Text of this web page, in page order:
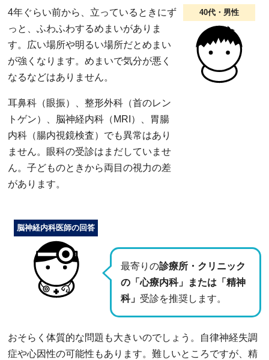
40代・男性
4年ぐらい前から、立っているときにず
っと、ふわふわするめまいがありま
す。広い場所や明るい場所だとめまい
が強くなります。めまいで気分が悪く
なるなどはありません。
耳鼻科（眼振）、整形外科（首のレン
トゲン）、脳神経内科（MRI）、胃腸
内科（腸内視鏡検査）でも異常はあり
ません。眼科の受診はまだしていませ
ん。子どものときから両目の視力の差
があります。
最寄りの診療所・クリニック
の「心療内科」または「精神
科」 受診を推奨します。
脳神経内科医師の回答
おそらく体質的な問題も大きいのでしょう。自律神経失調
症や心因性の可能性もあります。難しいところですが、精